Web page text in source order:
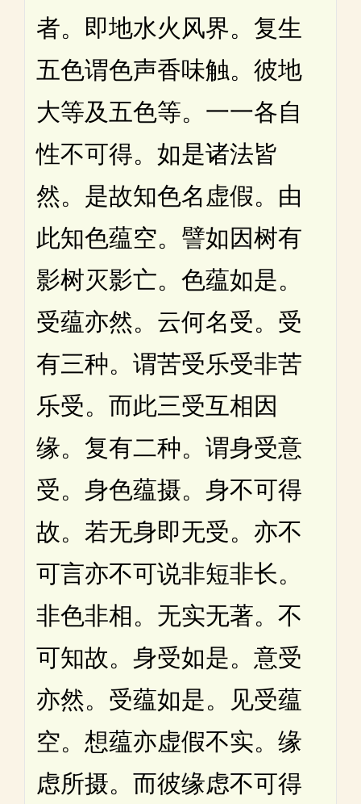
者。即地水火风界。复生
五色谓色声香味触。彼地
大等及五色等。一一各自
性不可得。如是诸法皆
然。是故知色名虚假。由
此知色蕴空。譬如因树有
影树灭影亡。色蕴如是。
受蕴亦然。云何名受。受
有三种。谓苦受乐受非苦
乐受。而此三受互相因
缘。复有二种。谓身受意
受。身色蕴摄。身不可得
故。若无身即无受。亦不
可言亦不可说非短非长。
非色非相。无实无著。不
可知故。身受如是。意受
亦然。受蕴如是。见受蕴
空。想蕴亦虚假不实。缘
虑所摄。而彼缘虑不可得